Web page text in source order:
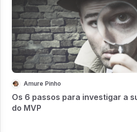
Amure Pinho
Os 6 passos para investigar a
do MVP